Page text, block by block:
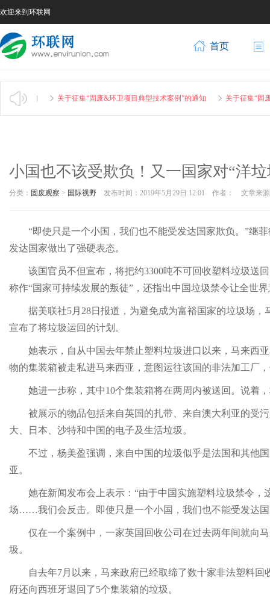
欢迎来到环联网
首页
”的通知 关于征集“固废&环卫项目典型技术案例”的通知 关于征集“固废
小国也不该受欺负！又一国家对“洋
分类： 固废观察 > 国际视野 发布时间：2019年5月29日 12:01 作者： 文章来
“即使只是一个小国，我们也不能受发达国家欺负。”继
发达国家做出了强硬表态。
该国官员不但宣布，将把约3300吨不可回收塑料垃圾送
称作“国家可持续发展的叛徒”，还指出中国垃圾禁令让全世
据美联社5月28日报道，为避免成为富裕国家的垃圾场，
宣布了将垃圾运回的计划。
她表示，自从中国去年禁止塑料垃圾进口以来，马来西
物的集装箱被走私进马来西亚，意图运往该国的非法加工厂
她进一步称，其中10个集装箱将在两周内被送回。说着
被展示的物品包括来自英国的扎带、来自澳大利亚的受
大、日本、沙特和中国的电子及生活垃圾。
不过，杨美盈强调，来自中国的垃圾似乎是法国和其他
亚。
她在新闻发布会上表示：“由于中国实施塑料垃圾禁令
场……我们会反击。即使只是一个小国，我们也不能受发达国
仅在一个案例中，一家英国回收公司在过去两年间就向
圾。
自去年7月以来，马来政府已经取缔了数十家非法塑料
府还向西班牙退回了5个集装箱的垃圾。